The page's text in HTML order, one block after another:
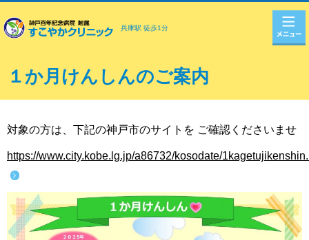
兵庫駅 徒歩1分
１か月けんしんのご案内
対象の方は、下記の神戸市のサイトを ご確認くださいませ
https://www.city.kobe.lg.jp/a86732/kosodate/